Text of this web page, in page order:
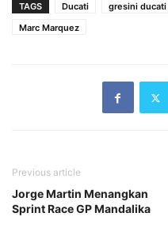
TAGS Ducati gresini ducati
Marc Marquez
Previous article
Jorge Martin Menangkan
Sprint Race GP Mandalika